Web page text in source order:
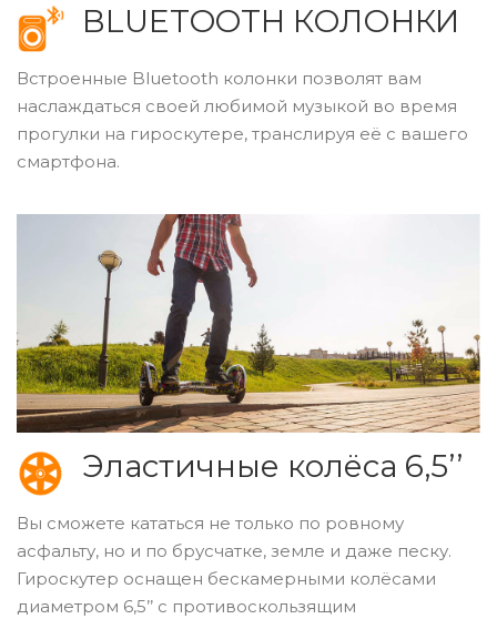
BLUETOOTH КОЛОНКИ
Встроенные Bluetooth колонки позволят вам
наслаждаться своей любимой музыкой во время
прогулки на гироскутере, транслируя её с вашего
смартфона.
Эластичные колёса 6,5’’
Вы сможете кататься не только по ровному
асфальту, но и по брусчатке, земле и даже песку.
Гироскутер оснащен бескамерными колёсами
диаметром 6,5’’ с противоскользящим